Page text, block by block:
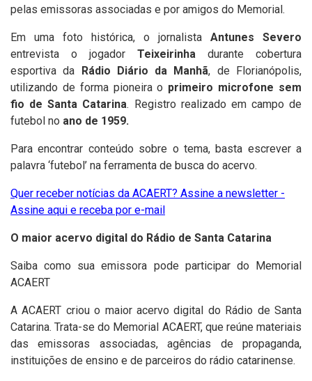
pelas emissoras associadas e por amigos do Memorial.
Em uma foto histórica, o jornalista Antunes Severo
entrevista o jogador Teixeirinha durante cobertura
esportiva da
Rádio Diário da Manhã, de Florianópolis,
utilizando de forma pioneira o primeiro microfone sem
fio de Santa Catarina. Registro realizado em campo de
futebol no ano de 1959.
Para encontrar conteúdo sobre o tema, basta escrever a
palavra ‘futebol’ na ferramenta de busca do acervo.
Quer receber notícias da ACAERT? Assine a newsletter -
Assine aqui e receba por e-mail
O maior acervo digital do Rádio de Santa Catarina
Saiba como sua emissora pode participar do Memorial
ACAERT
A ACAERT criou o maior acervo digital do Rádio de Santa
Catarina. Trata-se do Memorial ACAERT, que reúne materiais
das emissoras associadas, agências de propaganda,
instituições de ensino e de parceiros do rádio catarinense.